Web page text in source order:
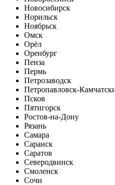
Новосибирск
Норильск
Ноябрьск
Омск
Орёл
Оренбург
Пенза
Пермь
Петрозаводск
Петропавловск-
Псков
Пятигорск
Ростов-на-Дону
Рязань
Самара
Саранск
Саратов
Северодвинск
Смоленск
Сочи